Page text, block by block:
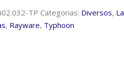
TP Categorias: Diversos,
, Rayware, Typhoon